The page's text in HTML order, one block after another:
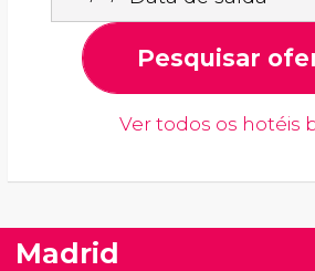
Pesquisar
Ver todos os hotéis
Madrid